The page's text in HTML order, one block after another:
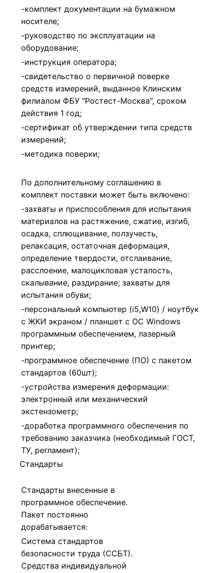
-комплект документации на бумажном
носителе;
-руководство по эксплуатации на
оборудование;
-инструкция оператора;
-свидетельство о первичной поверке
средств измерений, выданное Клинским
филиалом ФБУ "Ростест-Москва", сроком
действия 1 год;
-сертификат об утверждении типа средств
измерений;
-методика поверки;
По дополнительному соглашению в
комплект поставки может быть включено:
-захваты и приспособления для испытания
материалов на растяжение, сжатие, изгиб,
осадка, сплющивание, ползучесть,
релаксация, остаточная деформация,
определение твердости, отслаивание,
расслоение, малоцикловая усталость,
скалывание, раздирание; захваты для
испытания обуви;
-персональный компьютер (i5,W10) / ноутбук
с ЖКИ экраном / планшет с ОС Windows
программным обеспечением, лазерный
принтер;
-программное обеспечение (ПО) с пакетом
стандартов (60шт);
-устройства измерения деформации:
электронный или механический
экстензометр;
-доработка программного обеспечения по
требованию заказчика (необходимый ГОСТ,
ТУ, регламент);
Cтандарты
Стандарты внесенные в
программное обеспечение.
Пакет постоянно
дорабатывается:
Система стандартов
безопасности труда (ССБТ).
Средства индивидуальной